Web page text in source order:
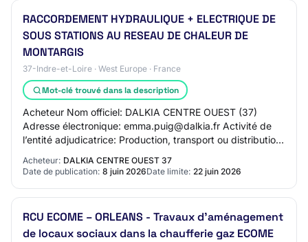
RACCORDEMENT HYDRAULIQUE + ELECTRIQUE DE
SOUS STATIONS AU RESEAU DE CHALEUR DE
MONTARGIS
37-Indre-et-Loire · West Europe · France
Mot-clé trouvé dans la description
Acheteur Nom officiel: DALKIA CENTRE OUEST (37)
Adresse électronique: emma.puig@dalkia.fr Activité de
l’entité adjudicatrice: Production, transport ou distribution
Acheteur: DALKIA CENTRE OUEST 37
Date de publication: 8 juin 2026Date limite: 22 juin 2026
RCU ECOME – ORLEANS - Travaux d’aménagement
de locaux sociaux dans la chaufferie gaz ECOME